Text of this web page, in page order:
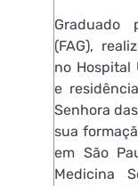
Graduado
(FAG),
no Hospital
e
Senhora
sua
em São
Medicina